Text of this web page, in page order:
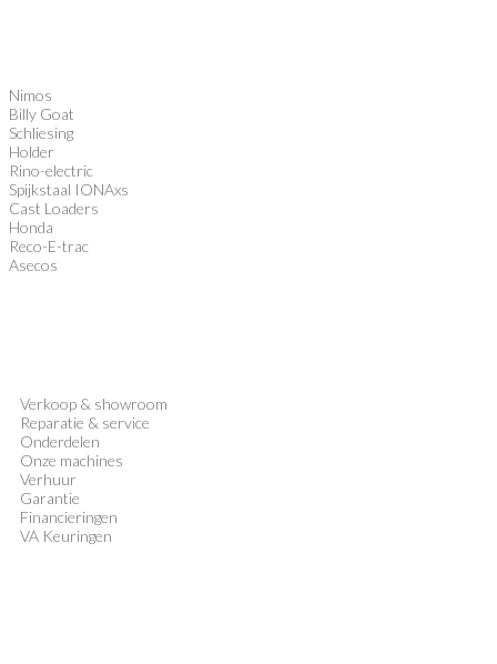
Nimos
Billy Goat
Schliesing
Holder
Rino-electric
Spijkstaal IONAxs
Cast Loaders
Honda
Reco-E-trac
Asecos
Verkoop & showroom
Reparatie & service
Onderdelen
Onze machines
Verhuur
Garantie
Financieringen
VA Keuringen